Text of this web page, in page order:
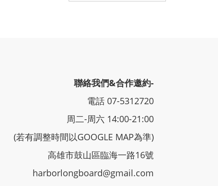
聯絡我們&合作邀約-
電話 07-5312720
周二-周六 14:00-21:00
(若有調整時間以GOOGLE MAP為準)
高雄市鼓山區臨海一路16號
harborlongboard@gmail.com